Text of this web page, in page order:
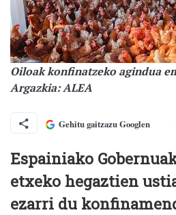
Oiloak konfinatzeko agindua
Argazkia: ALEA
Gehitu gaitzazu Googlen
Espainiako
etxeko hegaztien
ezarri du